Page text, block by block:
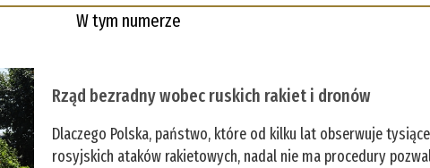
W tym numerze
Rząd bezradny wobec ruskich rakiet i dronów
Dlaczego Polska, państwo, które od kilku lat obserwuje tysiące
rosyjskich ataków rakietowych, nadal nie ma procedury